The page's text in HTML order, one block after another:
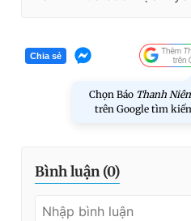
Chia sẻ
Chọn Báo Thanh Niên
trên Google tìm
Bình luận (0)